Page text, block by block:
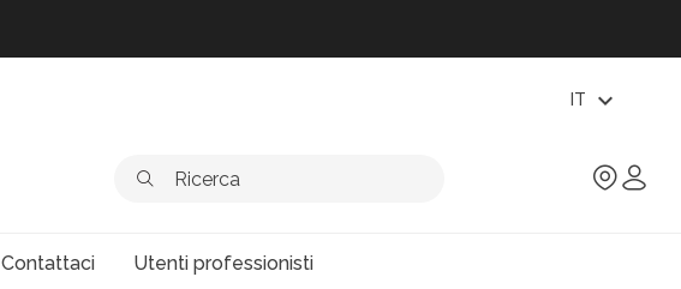
IT expand_more
Contattaci Utenti professionisti